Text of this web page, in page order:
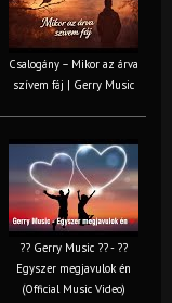
Csalogány – Mikor az árva
szívem fáj | Gerry Music
?? Gerry Music ?? - ??
Egyszer megjavulok én
(Official Music Video)